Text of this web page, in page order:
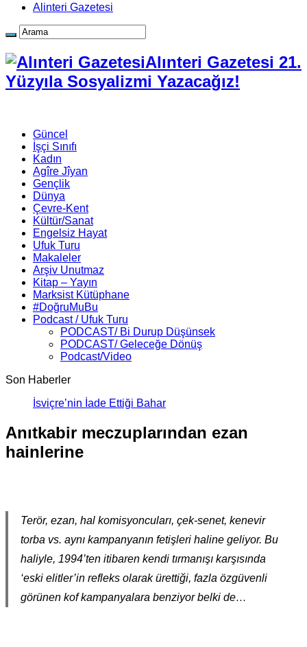
Alinteri Gazetesi
Alınteri Gazetesi 21.
Yüzyıla Sosyalizmi Yazacağız!
Güncel
İşçi Sınıfı
Kadın
Agîre Jîyan
Gençlik
Dünya
Çevre-Kent
Kültür/Sanat
Engelsiz Hayat
Ufuk Turu
Makaleler
Arşiv Unutmaz
Kitap – Yayın
Marksist Kütüphane
#DoğruMuBu
Podcast / Ufuk Turu
PODCAST/ Bi Durup Düşünsek
PODCAST/ Geleceğe Dönüş
Podcast/Video
Son Haberler
İsviçre’nin İade Ettiği Bahar Yalçınkaya Tü
Anıtkabir meczuplarından ezan
hainlerine
Terör, ezan, hal komisyoncuları, çek-senet, kenevir
torba vs. aynı kampanyanın fetişleri haline geliyor. Bu
haliyle, 1994’ten itibaren kendi tırmanışı karşısında
‘eski elitler’in refleks olarak ürettiği, fazla özgüvenli
görünen kof kampanyalara benziyor belki de…